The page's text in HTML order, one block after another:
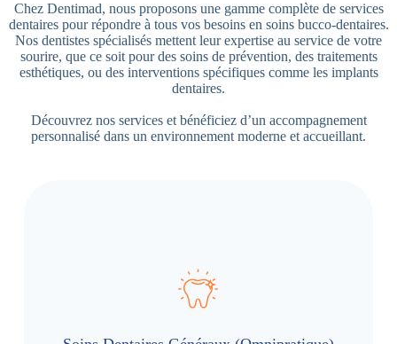
Chez Dentimad, nous proposons une gamme complète de services
dentaires pour répondre à tous vos besoins en soins bucco-dentaires.
Nos dentistes spécialisés mettent leur expertise au service de votre
sourire, que ce soit pour des soins de prévention, des traitements
esthétiques, ou des interventions spécifiques comme les implants
dentaires.
Découvrez nos services et bénéficiez d’un accompagnement
personnalisé dans un environnement moderne et accueillant.